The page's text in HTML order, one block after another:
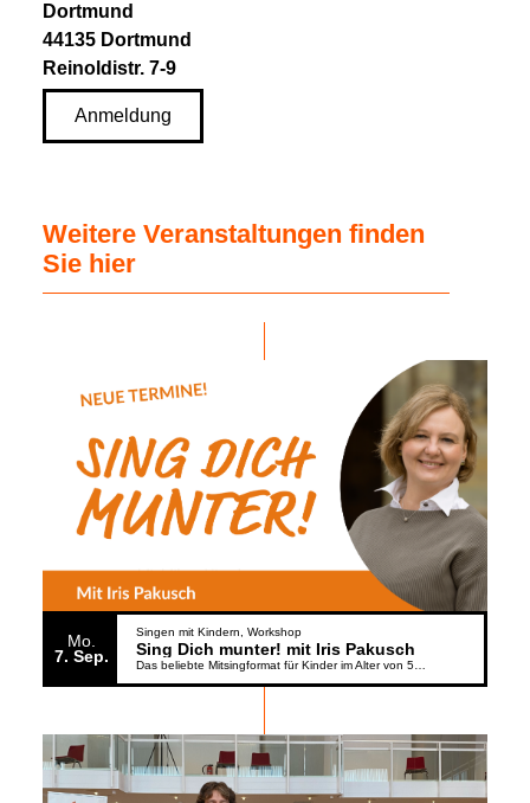
Dortmund
44135 Dortmund
Reinoldistr. 7-9
Anmeldung
Weitere Veranstaltungen finden
Sie hier
Mo.
7 Sep.
Singen mit Kindern Workshop
Sing Dich munter! mit Iris Pakusch
Das beliebte Mitsingformat für Kinder im Alter von 5 bis 6 Jahren geht weiter